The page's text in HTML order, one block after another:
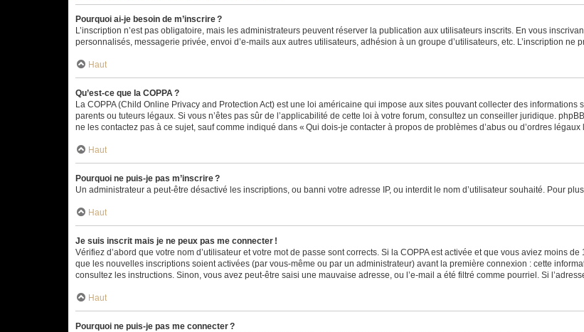
Pourquoi ai-je besoin de m’inscrire ?
L’inscription n’est pas obligatoire, mais les administrateurs peuvent réserver la publication aux utilisateurs inscrits. En vous
personnalisés, messagerie privée, envoi d’e-mails aux autres utilisateurs, adhésion à un groupe d’utilisateurs, etc. L’inscription
Haut
Qu’est-ce que la COPPA ?
La COPPA (Child Online Privacy and Protection Act) est une loi américaine qui impose aux sites pouvant collecter des
parents ou tuteurs légaux. Si vous n’êtes pas sûr de l’applicabilité de cette loi à votre forum, consultez un conseiller juridique.
ne les contactez pas à ce sujet, sauf comme indiqué dans « Qui dois-je contacter à propos de problèmes d’abus ou d’ordres légaux
Haut
Pourquoi ne puis-je pas m’inscrire ?
Un administrateur a peut-être désactivé les inscriptions, ou banni votre adresse IP, ou interdit le nom d’utilisateur souhaité. Pour
Haut
Je suis inscrit mais je ne peux pas me connecter !
Vérifiez d’abord que votre nom d’utilisateur et votre mot de passe sont corrects. Si la COPPA est activée et que vous aviez moins
que les nouvelles inscriptions soient activées (par vous-même ou par un administrateur) avant la première connexion : cette
consultez les instructions. Sinon, vous avez peut-être saisi une mauvaise adresse, ou l’e-mail a été filtré comme pourriel. Si
Haut
Pourquoi ne puis-je pas me connecter ?